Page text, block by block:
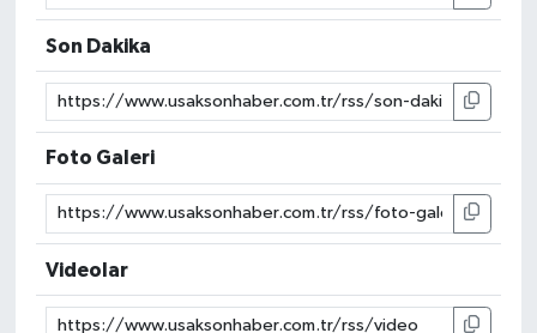
Son Dakika
Foto Galeri
Videolar